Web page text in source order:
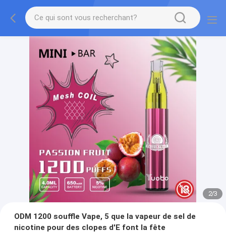
2/3
ODM 1200 souffle Vape, 5 que la vapeur de sel de
nicotine pour des clopes d'E font la fête